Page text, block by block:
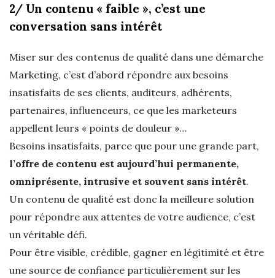
2/ Un contenu « faible », c’est une
conversation sans intérêt
Miser sur des contenus de qualité dans une démarche
Marketing, c’est d’abord répondre aux besoins
insatisfaits de ses clients, auditeurs, adhérents,
partenaires, influenceurs, ce que les marketeurs
appellent leurs « points de douleur »…
Besoins insatisfaits, parce que pour une grande part,
l’offre de contenu est aujourd’hui permanente,
omniprésente, intrusive et souvent sans intérêt.
Un contenu de qualité est donc la meilleure solution
pour répondre aux attentes de votre audience, c’est
un véritable défi.
Pour être visible, crédible, gagner en légitimité et être
une source de confiance particulièrement sur les